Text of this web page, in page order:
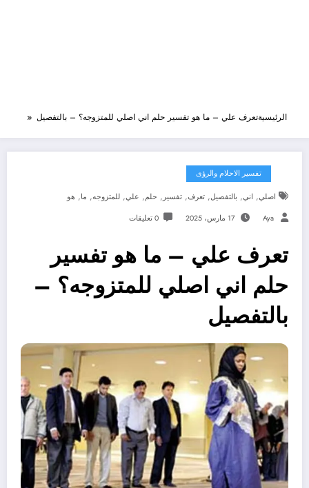
الرئيسيةتعرف علي – ما هو تفسير حلم اني اصلي للمتزوجه؟ – بالتفصيل
تفسير الاحلام والرؤى
اصلي, اني, بالتفصيل, تعرف, تفسير , حلم, علي, للمتزوجه, ما, هو
Aya 17 مارس، 2025 0 تعليقات
تعرف علي – ما هو تفسير
حلم اني اصلي للمتزوجه؟ –
بالتفصيل